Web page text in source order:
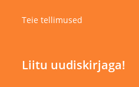
Teie tellimused
Liitu uudiskirjaga!